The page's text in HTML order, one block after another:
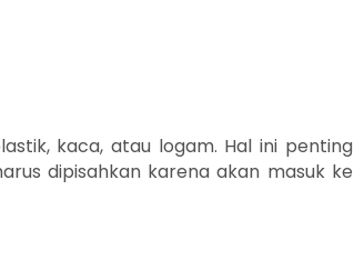
kaca, atau logam. Hal ini penting
dipisahkan karena akan masuk ke